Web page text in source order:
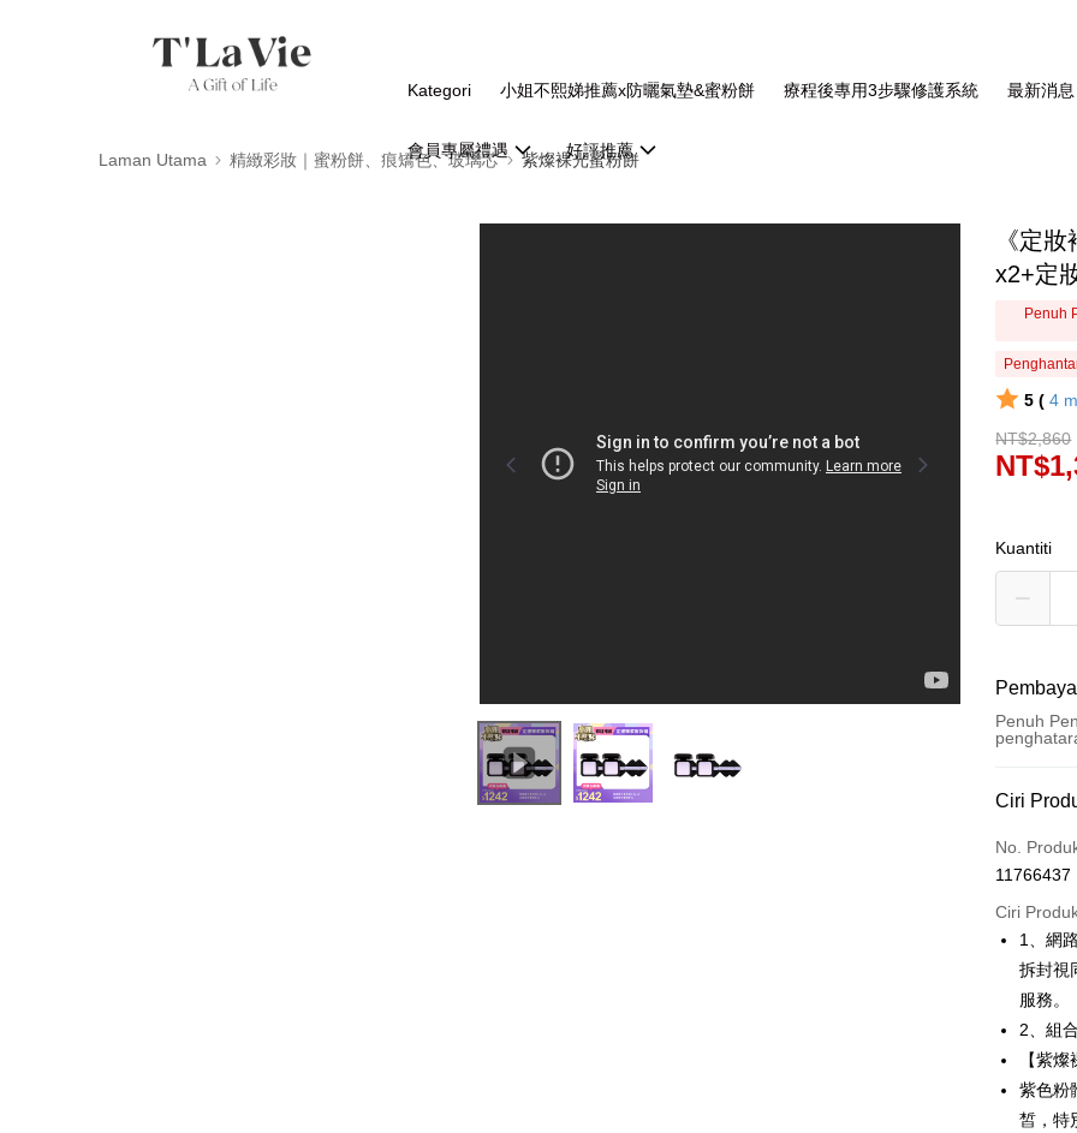
Kategori 小姐不熙娣推薦x防曬氣墊&蜜粉餅 療程後專用3步驟修護系統 最新消息
會員專屬禮遇 好評推薦
Laman Utama 精緻彩妝｜蜜粉餅、痕矯色、玻璃芯 紫燦裸光蜜粉餅
《定
x2+定
Penuh
5 ( 4
NT$2,860
Kuantiti
Penuh
Kaedah
Kad
Apple Pay
Google
Ciri
No.
11766437
Ciri
1、網
拆封視
服務。
2、組
【紫
紫色粉
皙，特